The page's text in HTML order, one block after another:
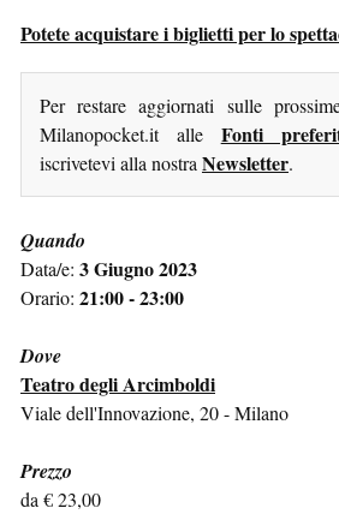
Potete acquistare i biglietti per lo
Per restare aggiornati sulle
Milanopocket.it alle Fonti
iscrivetevi alla nostra Newsletter.
Quando
Data/e: 3 Giugno 2023
Orario: 21:00 - 23:00
Dove
Teatro degli Arcimboldi
Viale dell'Innovazione, 20 - Milano
Prezzo
da € 23,00